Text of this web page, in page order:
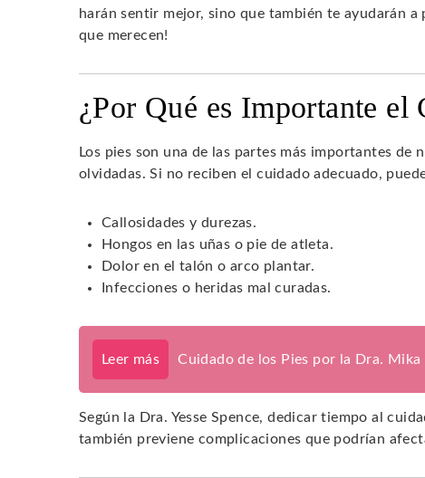
harán sentir mejor, sino que también te ayudarán
que merecen!
¿Por Qué es Importante el
Los pies son una de las partes más importantes de
olvidadas. Si no reciben el cuidado adecuado,
Callosidades y durezas.
Hongos en las uñas o pie de atleta.
Dolor en el talón o arco plantar.
Infecciones o heridas mal curadas.
Leer más Cuidado de los Pies por la Dra. Mika
Según la Dra. Yesse Spence, dedicar tiempo al
también previene complicaciones que podrían